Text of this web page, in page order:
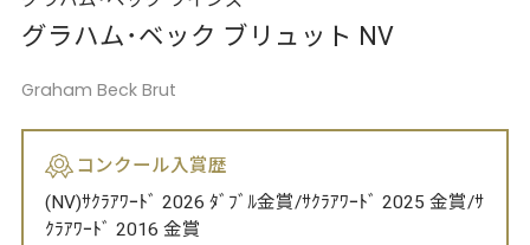
グラハム･ベック ブリュット NV
Graham Beck Brut
コンクール入賞歴
(NV)ｻｸﾗｱﾜｰﾄﾞ 2026 ﾀﾞﾌﾞﾙ金賞/ｻｸﾗｱﾜｰﾄﾞ 2025 金賞/ｻ
ｸﾗｱﾜｰﾄﾞ 2016 金賞